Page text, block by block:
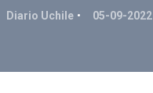
Diario Uchile 05-09-2022